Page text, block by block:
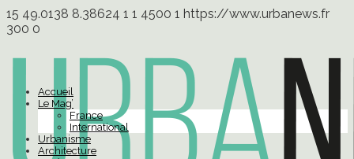
15 49.0138 8.38624 1 1 4500 1 https://www.urbanews.fr
300 0
Accueil
Le Mag’
France
International
Urbanisme
Architecture